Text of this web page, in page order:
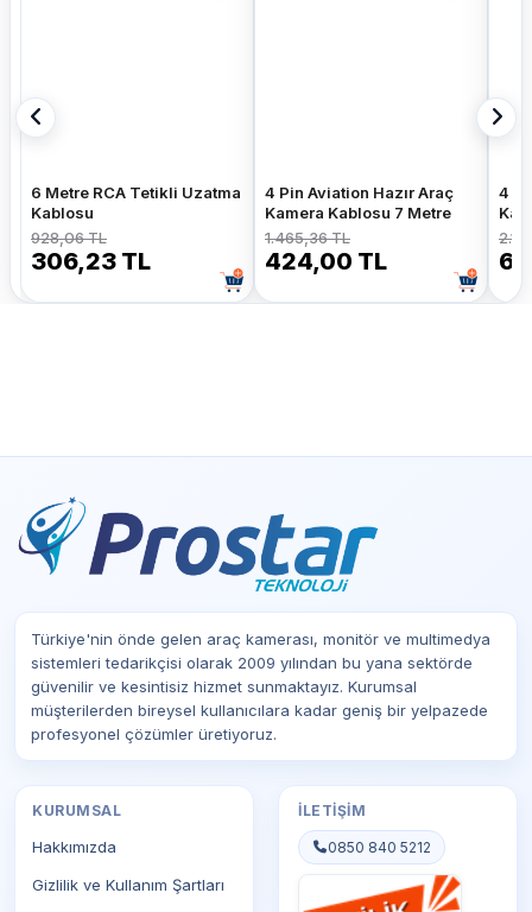
6 Metre RCA Tetikli Uzatma
Kablosu
928,06 TL
306,23 TL
4 Pin Aviation Hazır Araç
Kamera Kablosu 7 Metre
1.465,36 TL
424,00 TL
4
Türkiye'nin önde gelen araç kamerası, monitör ve multimedya
sistemleri tedarikçisi olarak 2009 yılından bu yana sektörde
güvenilir ve kesintisiz hizmet sunmaktayız. Kurumsal
müşterilerden bireysel kullanıcılara kadar geniş bir yelpazede
profesyonel çözümler üretiyoruz.
KURUMSAL
Hakkımızda
Gizlilik ve Kullanım Şartları
İLETIŞIM
0850 840 5212